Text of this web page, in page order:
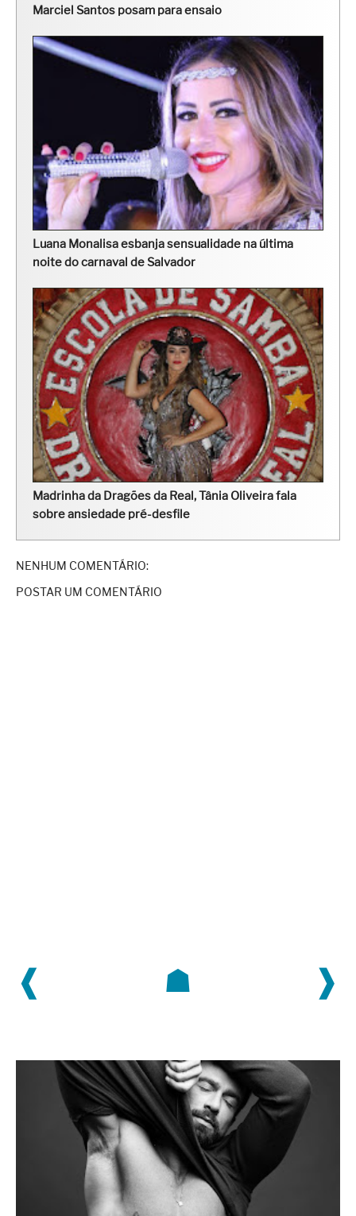
Marciel Santos posam para ensaio
Luana Monalisa esbanja sensualidade na última
noite do carnaval de Salvador
Madrinha da Dragões da Real, Tânia Oliveira fala
sobre ansiedade pré-desfile
NENHUM COMENTÁRIO:
POSTAR UM COMENTÁRIO
❰ ❱
☗